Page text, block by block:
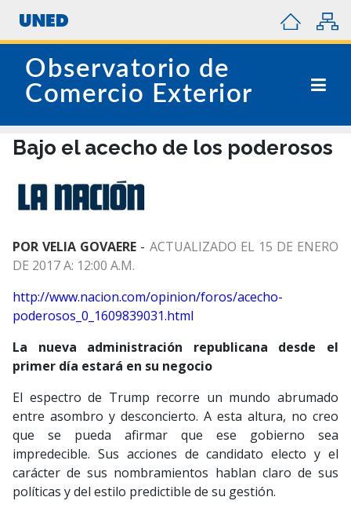
Observatorio de
Comercio Exterior
Bajo el acecho de los poderosos
POR VELIA GOVAERE - ACTUALIZADO EL 15 DE ENERO
DE 2017 A: 12:00 A.M.
http://www.nacion.com/opinion/foros/acecho-
poderosos_0_1609839031.html
La nueva administración republicana desde el
primer día estará en su negocio
El espectro de Trump recorre un mundo abrumado
entre asombro y desconcierto. A esta altura, no creo
que se pueda afirmar que ese gobierno sea
impredecible. Sus acciones de candidato electo y el
carácter de sus nombramientos hablan claro de sus
políticas y del estilo predictible de su gestión.